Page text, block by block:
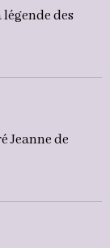
des
Jeanne de